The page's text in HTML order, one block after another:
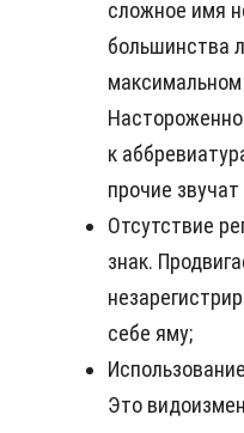
сложное имя
большинства
к
прочие
Отсутствие
знак.
себе яму;
Это